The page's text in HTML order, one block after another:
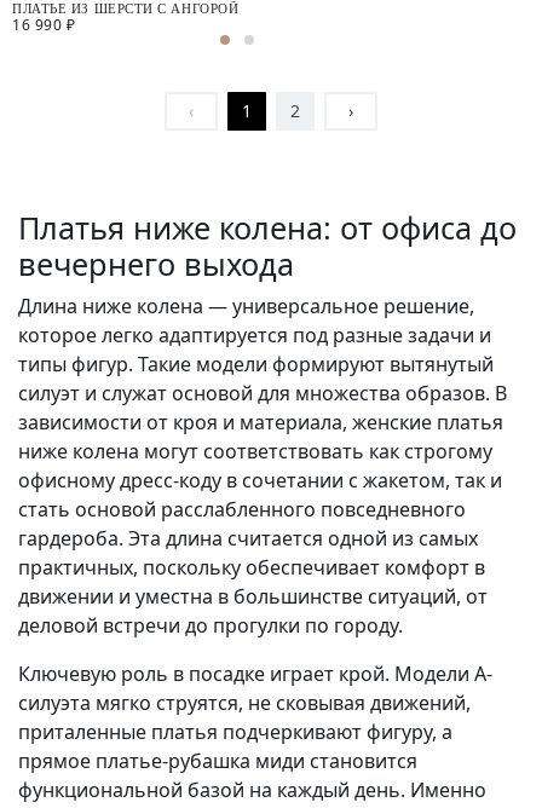
ПЛАТЬЕ ИЗ ШЕРСТИ С АНГОРОЙ
16 990 ₽
‹ 1 2 ›
Платья ниже колена: от офиса до
вечернего выхода
Длина ниже колена — универсальное решение,
которое легко адаптируется под разные задачи и
типы фигур. Такие модели формируют вытянутый
силуэт и служат основой для множества образов. В
зависимости от кроя и материала, женские платья
ниже колена могут соответствовать как строгому
офисному дресс-коду в сочетании с жакетом, так и
стать основой расслабленного повседневного
гардероба. Эта длина считается одной из самых
практичных, поскольку обеспечивает комфорт в
движении и уместна в большинстве ситуаций, от
деловой встречи до прогулки по городу.
Ключевую роль в посадке играет крой. Модели А-
силуэта мягко струятся, не сковывая движений,
приталенные платья подчеркивают фигуру, а
прямое платье-рубашка миди становится
функциональной базой на каждый день. Именно